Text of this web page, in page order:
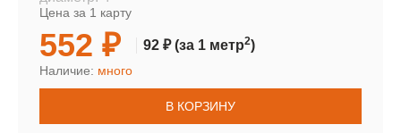
Цена за 1 карту
552 ₽ 92 ₽(за 1 метр2)
Наличие: много
В КОРЗИНУ